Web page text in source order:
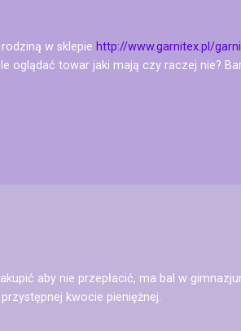
w sklepie http://www.garnitex.pl/
oglądać towar jaki mają czy raczej nie?
aby nie przepłacić, ma bal w
kwocie pieniężnej.